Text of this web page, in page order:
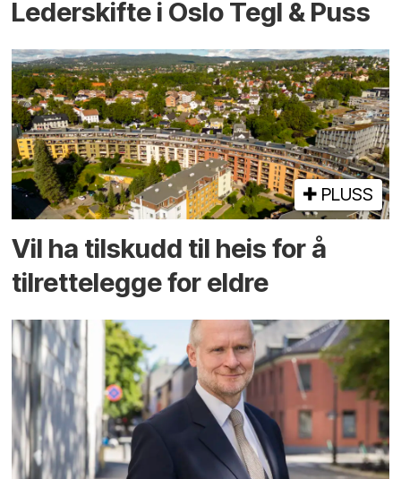
Lederskifte i Oslo Tegl & Puss
PLUSS
Vil ha tilskudd til heis for å
tilrettelegge for eldre